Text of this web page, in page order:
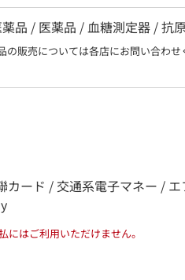
品 / 医薬品 / 血糖測定器 / 抗
販売については各店にお問い合わ
カード / 交通系電子マネー /
はご利用いただけません。